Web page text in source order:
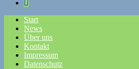
Start
News
Über uns
Kontakt
Impressum
Datenschutz